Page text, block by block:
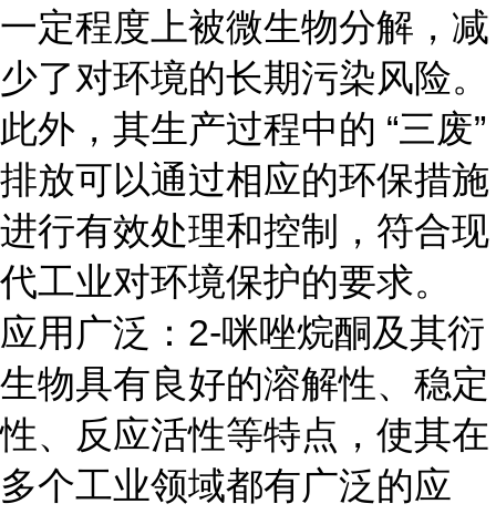
一定程度上被微生物分解，减
少了对环境的长期污染风险。
此外，其生产过程中的 “三废”
排放可以通过相应的环保措施
进行有效处理和控制，符合现
代工业对环境保护的要求。
应用广泛：2-咪唑烷酮及其衍
生物具有良好的溶解性、稳定
性、反应活性等特点，使其在
多个工业领域都有广泛的应